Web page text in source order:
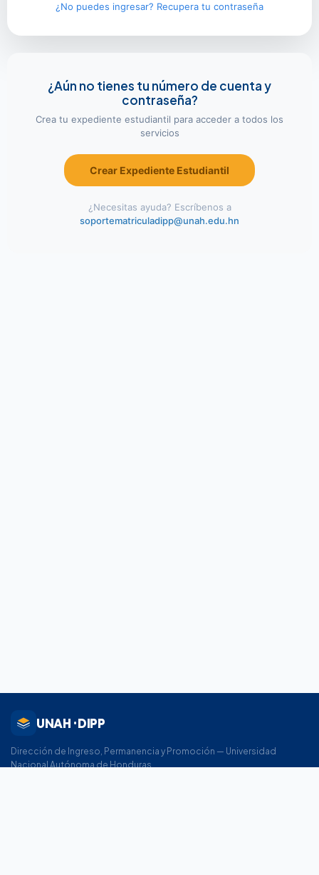
¿No puedes ingresar? Recupera tu contraseña
¿Aún no tienes tu número de cuenta y
contraseña?
Crea tu expediente estudiantil para acceder a todos los
servicios
Crear Expediente Estudiantil
¿Necesitas ayuda? Escríbenos a
soportematriculadipp@unah.edu.hn
UNAH · DIPP
Dirección de Ingreso, Permanencia y Promoción — Universidad
Nacional Autónoma de Honduras.